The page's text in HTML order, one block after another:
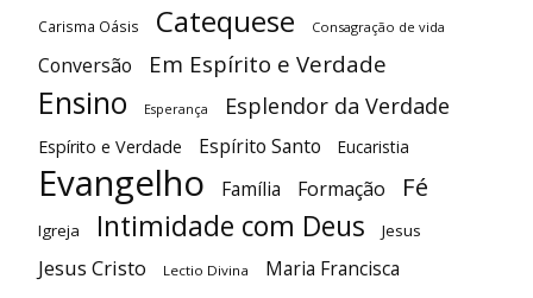
Carisma Oásis Catequese Consagração de vida
Conversão Em Espírito e Verdade
Ensino Esperança Esplendor da Verdade
Espírito e Verdade Espírito Santo Eucaristia
Evangelho Família Formação Fé
Igreja Intimidade com Deus Jesus
Jesus Cristo Lectio Divina Maria Francisca